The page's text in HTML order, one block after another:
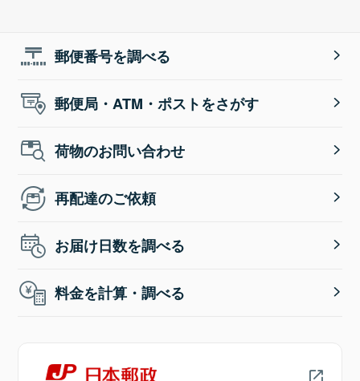
郵便番号を調べる
郵便局・ATM・ポストをさがす
荷物のお問い合わせ
再配達のご依頼
お届け日数を調べる
料金を計算・調べる